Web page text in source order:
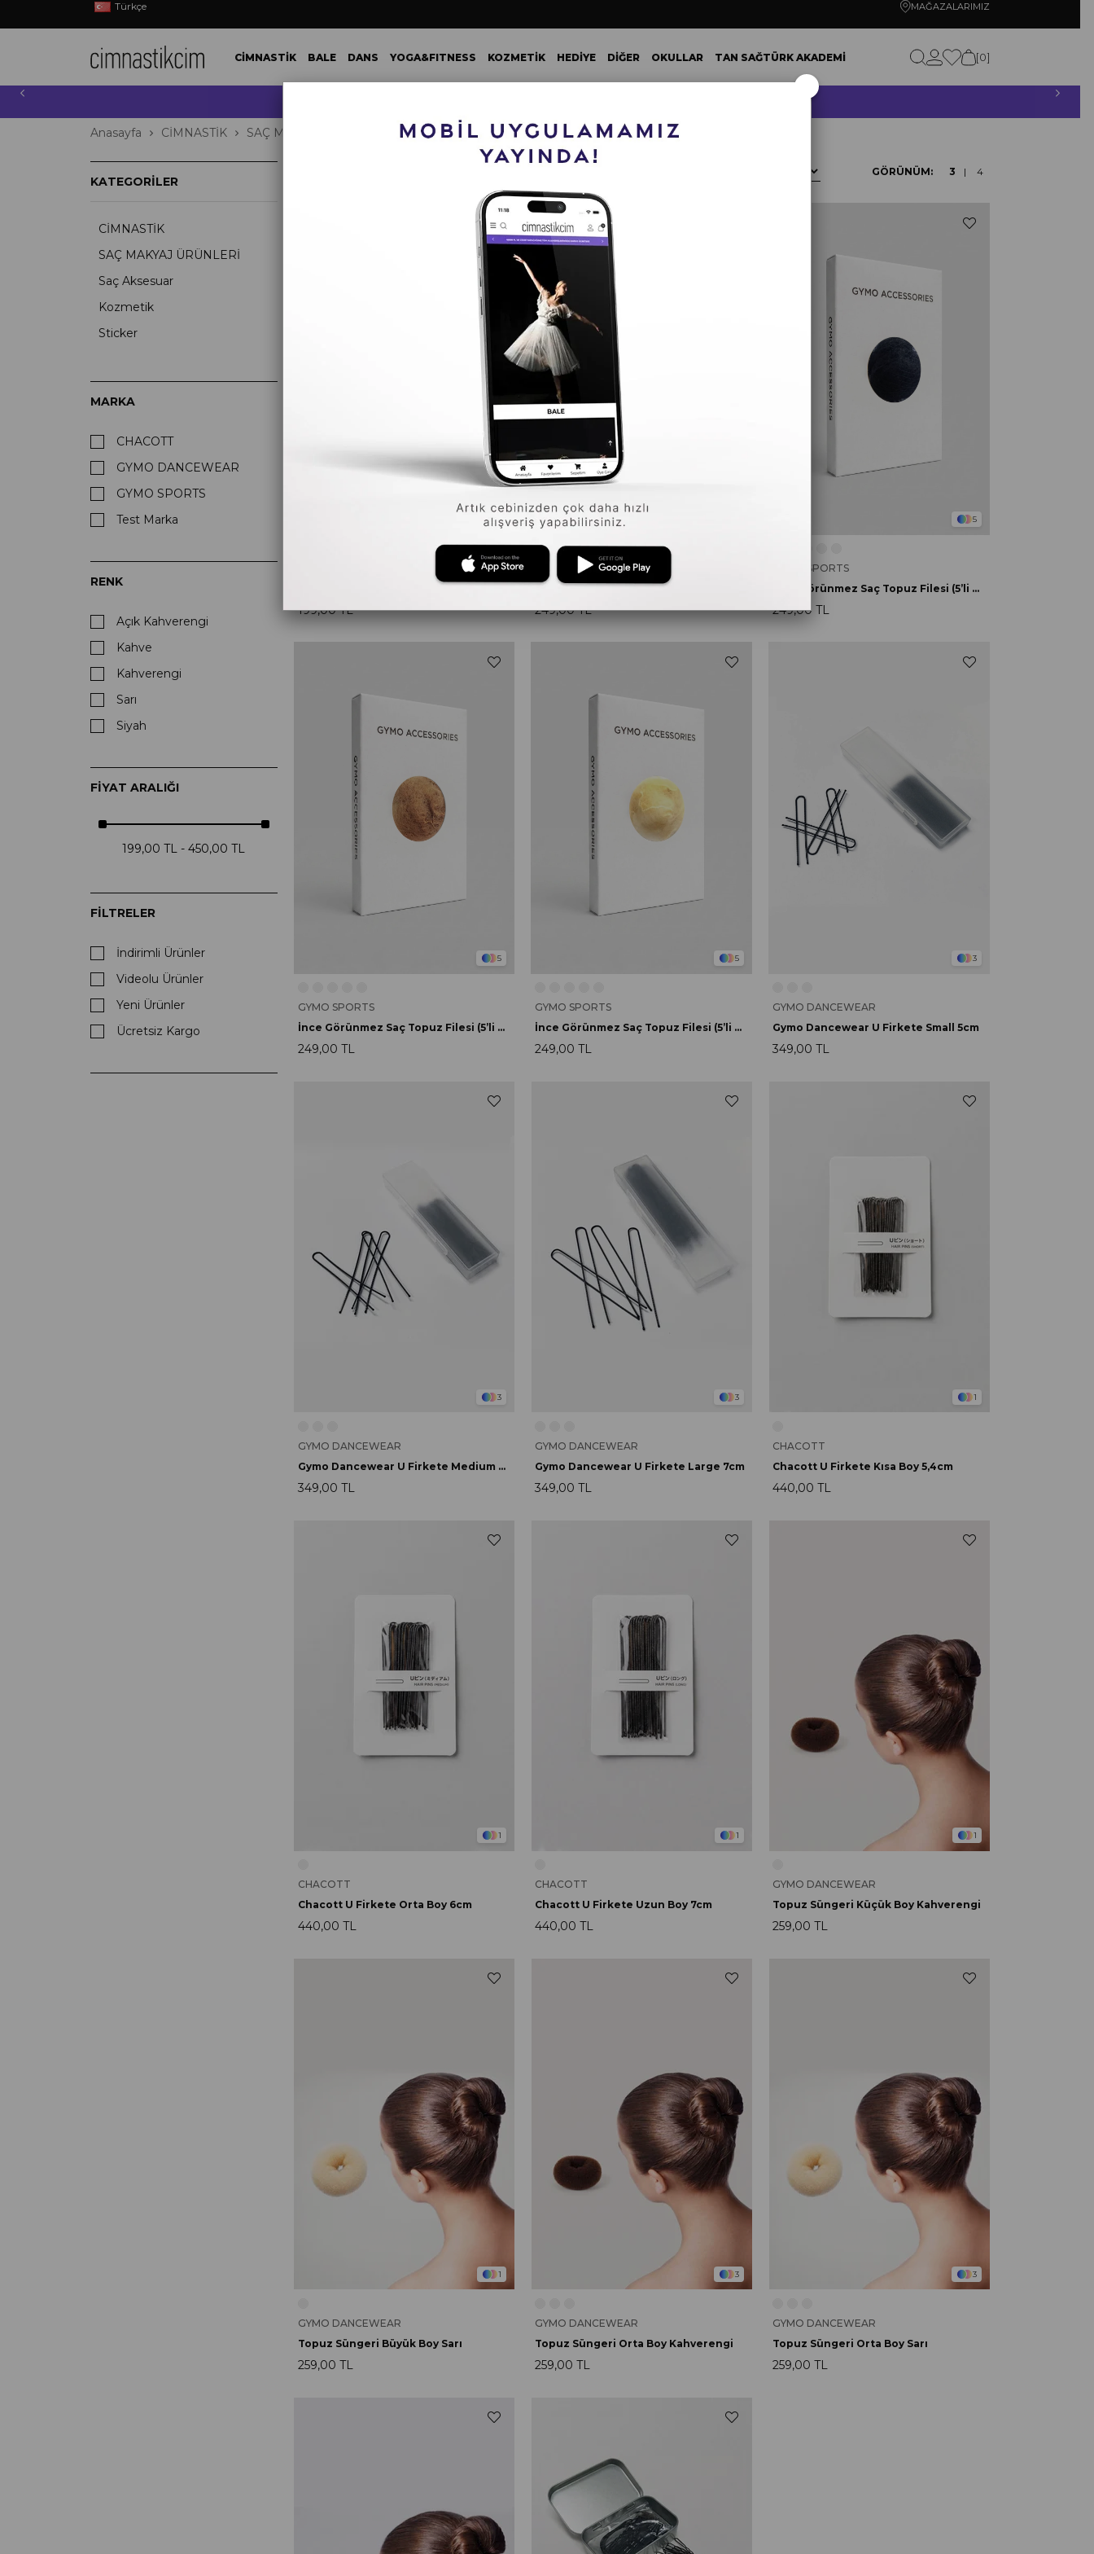
Türkçe MAĞAZALARIMIZ
CİMNASTİK BALE DANS YOGA&FITNESS KOZMETİK HEDİYE DİĞER OKULLAR TAN SAĞTÜRK AKADEMİ 0
Anasayfa CİMNASTİK SAÇ MAKYAJ ÜRÜNLERİ Saç Aksesuar
KATEGORILER
CİMNASTİK
SAÇ MAKYAJ ÜRÜNLERİ
Saç Aksesuar
Kozmetik
Sticker
MARKA
CHACOTT
GYMO DANCEWEAR
GYMO SPORTS
Test Marka
RENK
Açık Kahverengi
Kahve
Kahverengi
Sarı
Siyah
FIYAT ARALIĞI
199,00 TL - 450,00 TL
FILTRELER
İndirimli Ürünler
Videolu Ürünler
Yeni Ürünler
Ücretsiz Kargo
5
İnce Görünmez Saç Topuz Filesi (5'li Paket) Kahverengi
199,00 TL
GYMO SPORTS
249,00 TL
5
GYMO SPORTS
İnce Görünmez Saç Topuz Filesi (5’li Paket) Siyah
249,00 TL
5
GYMO SPORTS
İnce Görünmez Saç Topuz Filesi (5’li Paket) Açık Kahverengi
249,00 TL
5
GYMO SPORTS
İnce Görünmez Saç Topuz Filesi (5’li Paket) Sarı
249,00 TL
3
GYMO DANCEWEAR
Gymo Dancewear U Firkete Small 5cm
349,00 TL
3
GYMO DANCEWEAR
Gymo Dancewear U Firkete Medium 6cm
349,00 TL
3
GYMO DANCEWEAR
Gymo Dancewear U Firkete Large 7cm
349,00 TL
1
CHACOTT
Chacott U Firkete Kısa Boy 5,4cm
440,00 TL
1
CHACOTT
Chacott U Firkete Orta Boy 6cm
440,00 TL
1
CHACOTT
Chacott U Firkete Uzun Boy 7cm
440,00 TL
1
GYMO DANCEWEAR
Topuz Süngeri Küçük Boy Kahverengi
259,00 TL
1
GYMO DANCEWEAR
Topuz Süngeri Büyük Boy Sarı
259,00 TL
3
GYMO DANCEWEAR
Topuz Süngeri Orta Boy Kahverengi
259,00 TL
3
GYMO DANCEWEAR
Topuz Süngeri Orta Boy Sarı
259,00 TL